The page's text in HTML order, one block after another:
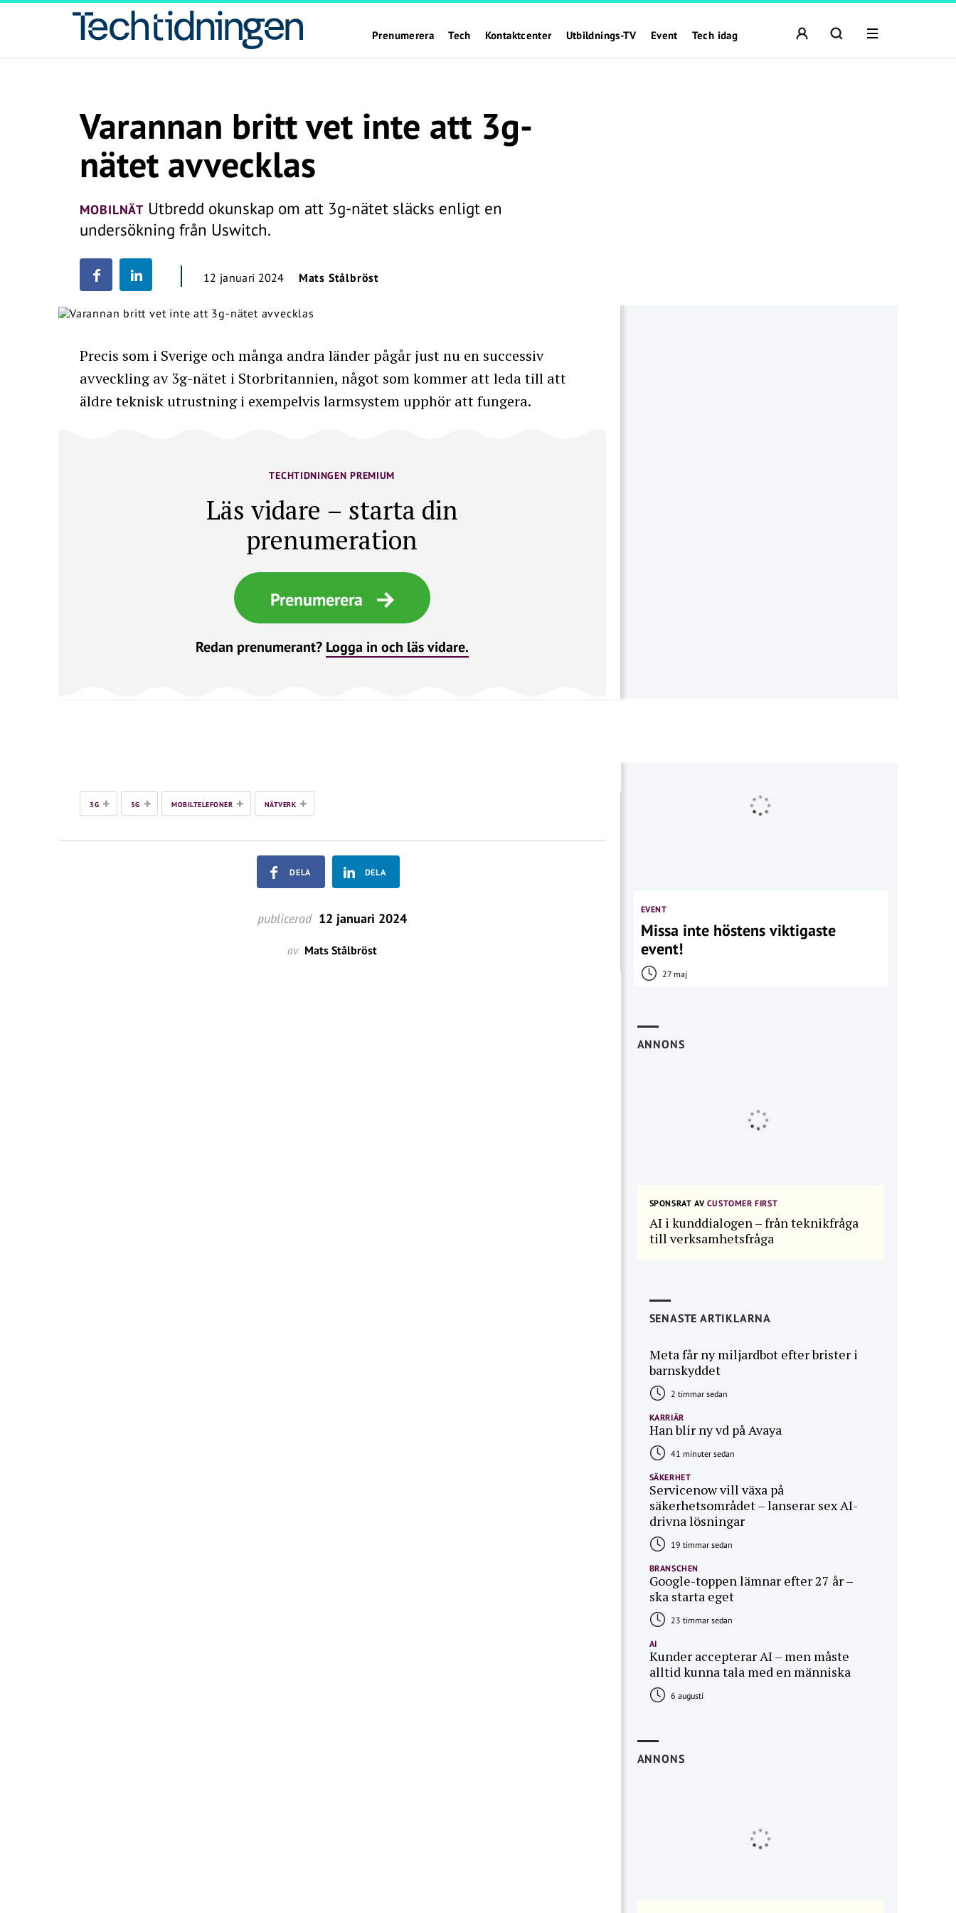
Prenumerera Tech Kontaktcenter Utbildnings-TV Event Tech idag
Varannan britt vet inte att 3g-
nätet avvecklas
MOBILNÄT Utbredd okunskap om att 3g-nätet släcks enligt en
undersökning från Uswitch.
12 januari 2024 Mats Stålbröst
Precis som i Sverige och många andra länder pågår just nu en successiv
avveckling av 3g-nätet i Storbritannien, något som kommer att leda till att
äldre teknisk utrustning i exempelvis larmsystem upphör att fungera.
TECHTIDNINGEN PREMIUM
Läs vidare – starta din
prenumeration
Prenumerera
Redan prenumerant? Logga in och läs vidare.
3G + 5G + MOBILTELEFONER + NÄTVERK +
DELA DELA
publicerad 12 januari 2024
av Mats Stålbröst
EVENT
Missa inte höstens viktigaste
event!
27 maj
ANNONS
SPONSRAT AVCUSTOMER FIRST
AI i kunddialogen – från teknikfråga
till verksamhetsfråga
SENASTE ARTIKLARNA
Meta får ny miljardbot efter brister i
barnskyddet
2 timmar sedan
KARRIÄR
Han blir ny vd på Avaya
41 minuter sedan
SÄKERHET
Servicenow vill växa på
säkerhetsområdet – lanserar sex AI-
drivna lösningar
19 timmar sedan
BRANSCHEN
Google-toppen lämnar efter 27 år –
ska starta eget
23 timmar sedan
AI
Kunder accepterar AI – men måste
alltid kunna tala med en människa
6 augusti
ANNONS